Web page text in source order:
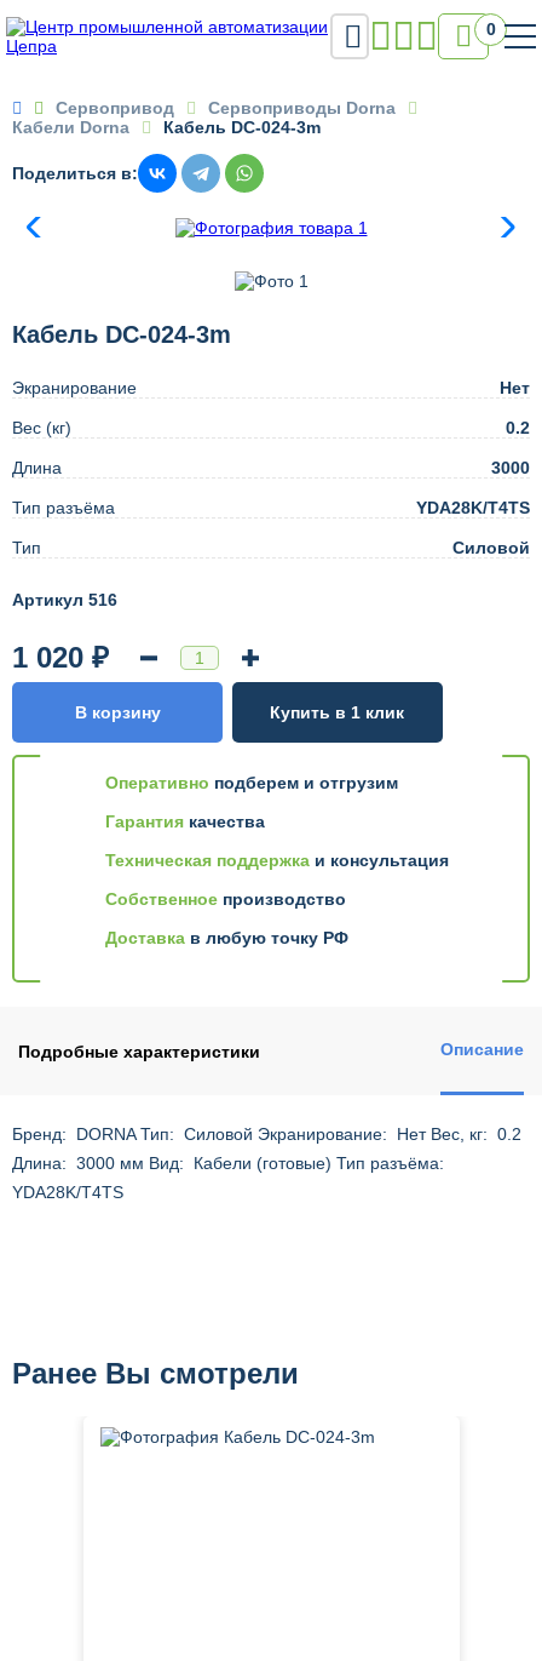
 0
 Сервопривод
Сервоприводы Dorna
Кабели Dorna
Кабель DC-024-3m
Поделиться в:
Кабель DC-024-3m
Экранирование Нет
Вес (кг) 0.2
Длина 3000
Тип разъёма YDA28K/T4TS
Тип Силовой
Артикул 516
Оперативно подберем и отгрузим
Гарантия качества
Техническая поддержка и консультация
Собственное производство
Доставка в любую точку РФ
1 020 ₽
В корзину Купить в 1 клик
Подробные характеристики Описание
Бренд: DORNA Тип: Силовой Экранирование: Нет Вес, кг: 0.2
Длина: 3000 мм Вид: Кабели (готовые) Тип разъёма:
YDA28K/T4TS
Ранее Вы смотрели